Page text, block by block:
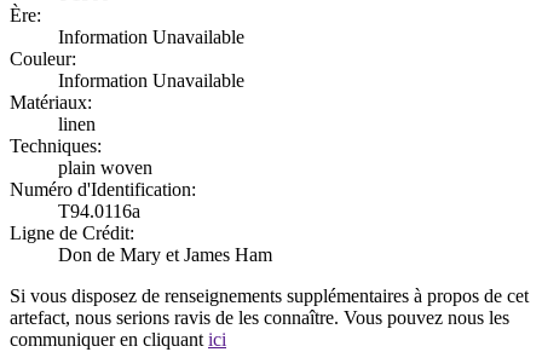
Ère:
Information Unavailable
Couleur:
Information Unavailable
Matériaux:
linen
Techniques:
plain woven
Numéro d'Identification:
T94.0116a
Ligne de Crédit:
Don de Mary et James Ham
Si vous disposez de renseignements supplémentaires à propos de cet
artefact, nous serions ravis de les connaître. Vous pouvez nous les
communiquer en cliquant ici